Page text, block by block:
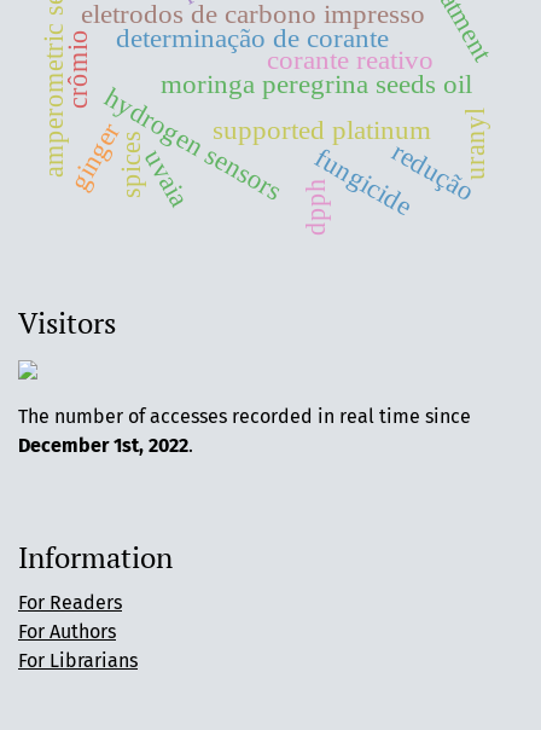
moringa peregrina seeds oil
supported platinum
corante reativo
eletrodos de carbono impresso
determinação de corante
hydrogen sensors
amperometric sensorsginger fungicide
spices
crômio
reduçãouranyl
dpph
uvaia
Visitors
The number of accesses recorded in real time since
December 1st, 2022.
Information
For Readers
For Authors
For Librarians